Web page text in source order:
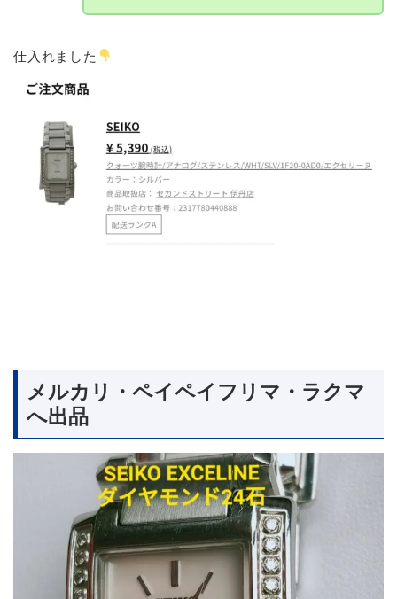
仕入れました
メルカリ・ペイペイフリマ・ラクマ
へ出品